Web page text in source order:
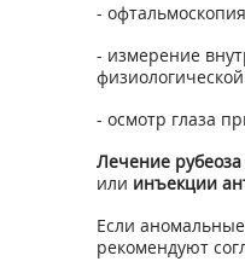
-
- измерение
- осмотр глаза
Лечение рубеоза
или инъекции
Если
рекомендуют